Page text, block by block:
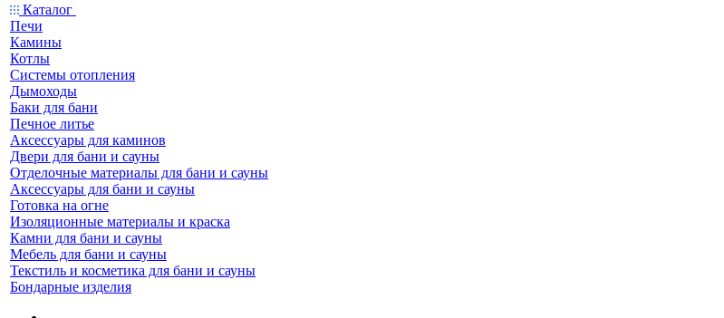
Каталог
Печи
Камины
Котлы
Системы отопления
Дымоходы
Баки для бани
Печное литье
Аксессуары для каминов
Двери для бани и сауны
Отделочные материалы для бани и сауны
Аксессуары для бани и сауны
Готовка на огне
Изоляционные материалы и краска
Камни для бани и сауны
Мебель для бани и сауны
Текстиль и косметика для бани и сауны
Бондарные изделия